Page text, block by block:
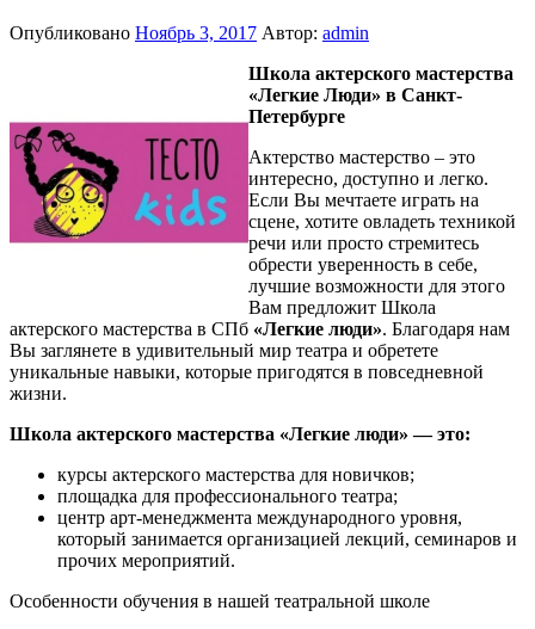
Опубликовано Ноябрь 3, 2017 Автор: admin
Школа актерского мастерства
«Легкие Люди» в Санкт-
Петербурге
Актерство мастерство – это
интересно, доступно и легко.
Если Вы мечтаете играть на
сцене, хотите овладеть техникой
речи или просто стремитесь
обрести уверенность в себе,
лучшие возможности для этого
Вам предложит Школа
актерского мастерства в СПб «Легкие люди». Благодаря нам
Вы заглянете в удивительный мир театра и обретете
уникальные навыки, которые пригодятся в повседневной
жизни.
Школа актерского мастерства «Легкие люди» — это:
курсы актерского мастерства для новичков;
площадка для профессионального театра;
центр арт-менеджмента международного уровня,
который занимается организацией лекций, семинаров и
прочих мероприятий.
Особенности обучения в нашей театральной школе